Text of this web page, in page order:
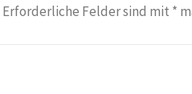
Erforderliche Felder sind mit *